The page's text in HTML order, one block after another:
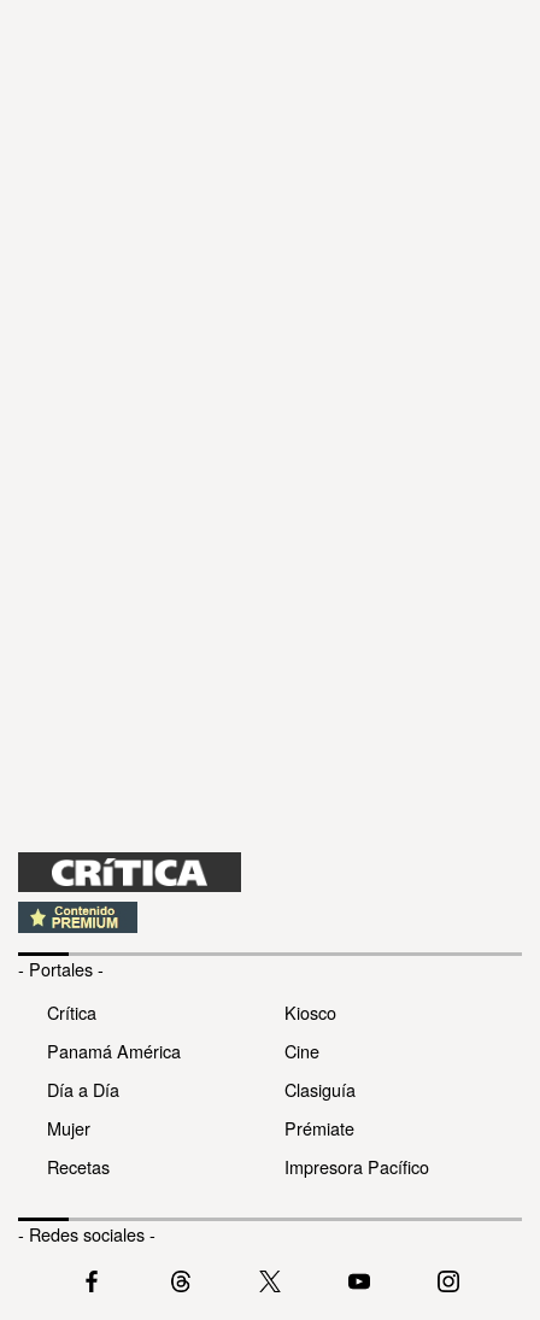
- Portales -
Crítica
Panamá América
Día a Día
Mujer
Recetas
Kiosco
Cine
Clasiguía
Prémiate
Impresora Pacífico
- Redes sociales -